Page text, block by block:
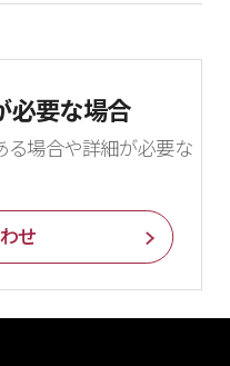
必要な場合
る場合や詳細が必要な
せ